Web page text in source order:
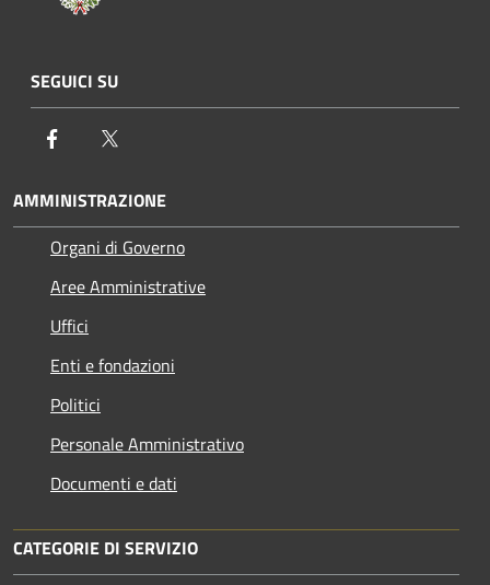
SEGUICI SU
Facebook
AMMINISTRAZIONE
Organi di Governo
Aree Amministrative
Uffici
Enti e fondazioni
Politici
Personale Amministrativo
Documenti e dati
CATEGORIE DI SERVIZIO